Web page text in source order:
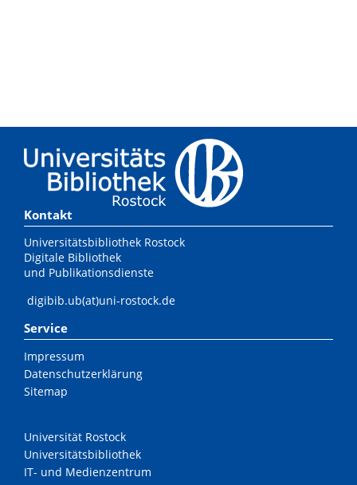
Kontakt
Universitätsbibliothek Rostock
Digitale Bibliothek
und Publikationsdienste
digibib.ub(at)uni-rostock.de
Service
Impressum
Datenschutzerklärung
Sitemap
Universität Rostock
Universitätsbibliothek
IT- und Medienzentrum